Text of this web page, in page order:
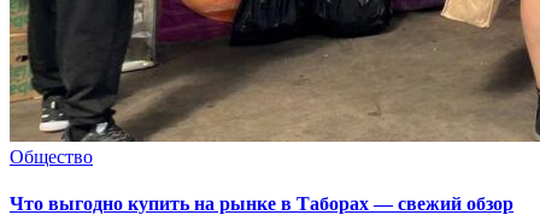
Общество
Что выгодно купить на рынке в Таборах — свежий обзор